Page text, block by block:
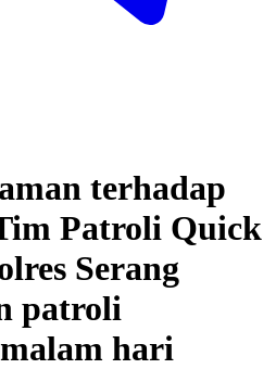
terhadap
Patroli Quick
Serang
patroli
hari